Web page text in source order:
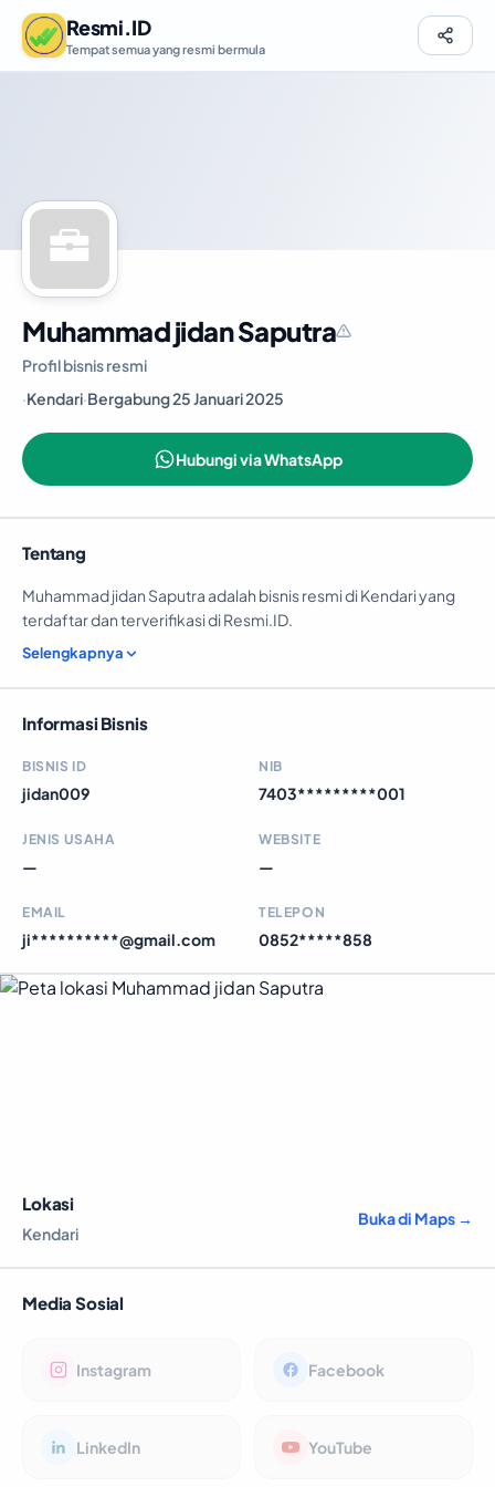
Resmi.ID
Tempat semua yang resmi bermula
Muhammad jidan Saputra
Profil bisnis resmi
·Kendari·Bergabung 25 Januari 2025
Hubungi via WhatsApp
Tentang
Muhammad jidan Saputra adalah bisnis resmi di Kendari yang
terdaftar dan terverifikasi di Resmi.ID.
Selengkapnya
Informasi Bisnis
BISNIS ID
jidan009
NIB
7403*********001
JENIS USAHA
—
WEBSITE
—
EMAIL
ji**********@gmail.com
TELEPON
0852*****858
Lokasi
Kendari
Buka di Maps →
Media Sosial
Instagram Facebook
LinkedIn YouTube